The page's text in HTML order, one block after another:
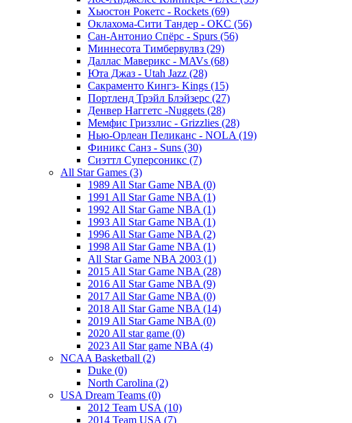
Хьюстон Рокетс - Rockets (69)
Оклахома-Сити Тандер - OKC (56)
Сан-Антонио Спёрс - Spurs (56)
Миннесота Тимбервулвз (29)
Даллас Маверикс - MAVs (68)
Юта Джаз - Utah Jazz (28)
Сакраменто Кингз- Kings (15)
Портленд Трэйл Блэйзерс (27)
Денвер Наггетс -Nuggets (28)
Мемфис Гриззлис - Grizzlies (28)
Нью-Орлеан Пеликанс - NOLA (19)
Финикс Санз - Suns (30)
Сиэттл Суперсоникс (7)
All Star Games (3)
1989 All Star Game NBA (0)
1991 All Star Game NBA (1)
1992 All Star Game NBA (1)
1993 All Star Game NBA (1)
1996 All Star Game NBA (2)
1998 All Star Game NBA (1)
All Star Game NBA 2003 (1)
2015 All Star Game NBA (28)
2016 All Star Game NBA (9)
2017 All Star Game NBA (0)
2018 All Star Game NBA (14)
2019 All Star Game NBA (0)
2020 All star game (0)
2023 All Star game NBA (4)
NCAA Basketball (2)
Duke (0)
North Carolina (2)
USA Dream Teams (0)
2012 Team USA (10)
2014 Team USA (7)